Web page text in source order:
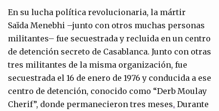
En su lucha política revolucionaria, la mártir
Saïda Menebhi –junto con otros muchas personas
militantes– fue secuestrada y recluida en un centro
de detención secreto de Casablanca. Junto con otras
tres militantes de la misma organización, fue
secuestrada el 16 de enero de 1976 y conducida a ese
centro de detención, conocido como “Derb Moulay
Cherif”, donde permanecieron tres meses. Durante